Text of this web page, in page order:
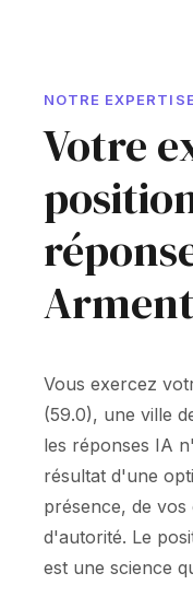
NOTRE EXPERTISE
Votre
Vous exercez
(59.0), une ville
les réponses IA
résultat d'une
présence, de
d'autorité. Le
est une science